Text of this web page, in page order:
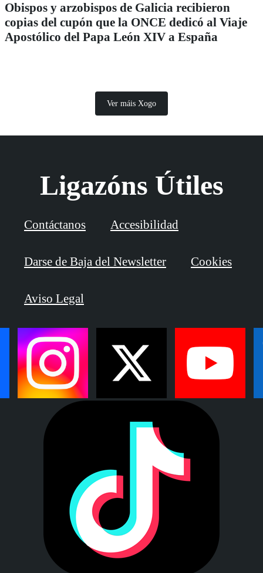
Obispos y arzobispos de Galicia recibieron
copias del cupón que la ONCE dedicó al Viaje
Apostólico del Papa León XIV a España
Ver máis Xogo
Ligazóns Útiles
Contáctanos Accesibilidad
Darse de Baja del Newsletter Cookies
Aviso Legal